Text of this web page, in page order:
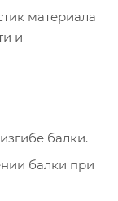
материала
и
балки.
балки при